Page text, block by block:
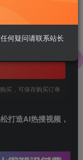
买，可保存购买订单
打造AI热搜视频 ，
何疑问请联系站长